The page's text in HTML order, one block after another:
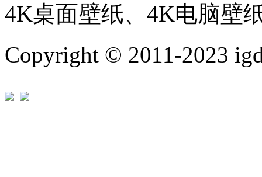
4K桌面壁纸、4K电脑壁
Copyright © 2011-2023